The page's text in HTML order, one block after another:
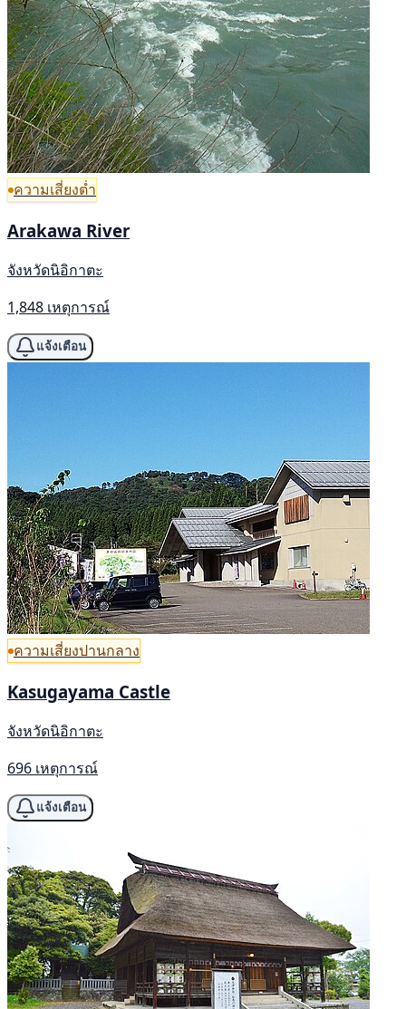
ความเสี่ยงต่ำ
Arakawa River
จังหวัดนิอิกาตะ
1,848 เหตุการณ์
แจ้งเตือน
ความเสี่ยงปานกลาง
Kasugayama Castle
จังหวัดนิอิกาตะ
696 เหตุการณ์
แจ้งเตือน